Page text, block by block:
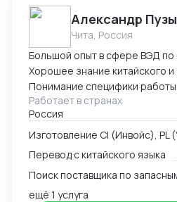
Александр
Чита, Россия
Большой опыт в сфере ВЭД по
Хорошее знание китайского и английского языков.
Понимание специфики
(Маньчжурия).
Работает в странах
Россия
Перевод с китайского языка
ещё 1 услуга